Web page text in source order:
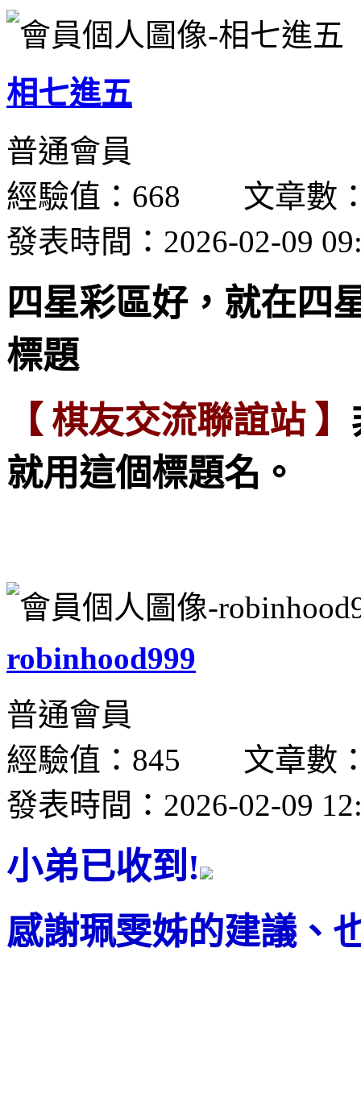
相七進五
普通會員
經驗值：668 文章數
發表時間：2026-02-09
四星彩區好，就在四
標題
【 棋友交流聯誼站 】
就用這個標題名。
robinhood999
普通會員
經驗值：845 文章數
發表時間：2026-02-09
小弟已收到!
感謝珮雯姊的建議、